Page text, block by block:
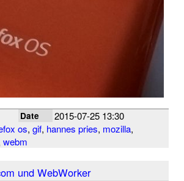
Date 2015-07-25 13:30
os, gif, hannes pries, mozilla,
webm
und WebWorker